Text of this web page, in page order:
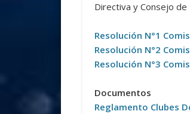
Directiva y Consejo
Resolución N°1
Resolución N°2
Resolución N°3
Documentos
Reglamento Clubes